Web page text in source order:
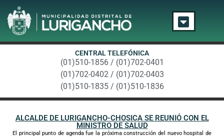
CENTRAL TELEFÓNICA
(01)510-1856 / (01)702-0401
(01)702-0402 / (01)702-0403
(01)510-1835 / (01)510-1836
ALCALDE DE LURIGANCHO-CHOSICA SE REUNIÓ CON EL
MINISTRO DE SALUD
El principal punto de agenda fue la próxima construcción del nuevo hospital de